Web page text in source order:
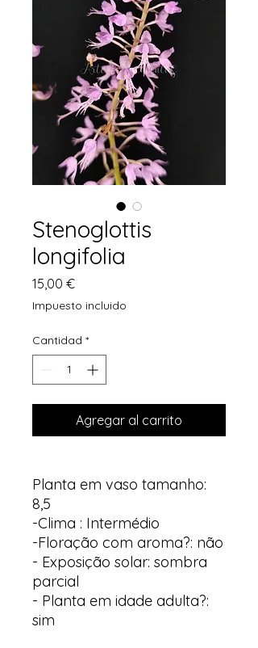
Stenoglottis
longifolia
15,00 €Precio
Impuesto incluido
Cantidad *
Agregar al carrito
Planta em vaso tamanho:
8,5
-Clima : Intermédio
-Floração com aroma?: não
- Exposição solar: sombra
parcial
- Planta em idade adulta?:
sim